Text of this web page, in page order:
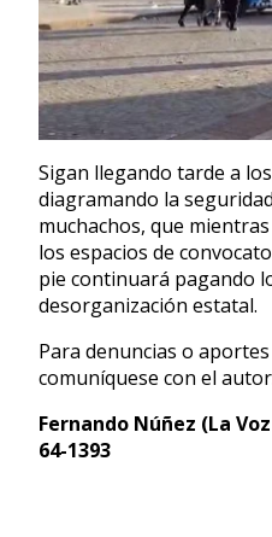
Sigan llegando tarde a
diagramando la
muchachos, que
los espacios de
pie continuará pagando
desorganización estatal.
Para denuncias o
comuníquese con el
Fernando Núñez (La
64-1393